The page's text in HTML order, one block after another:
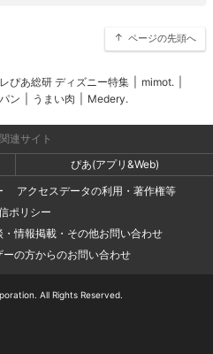
ページの先頭へ
ぴあ総研 ディズニー特集 mimot.
ン うまい肉 Medery.
連サイト
ぴあ(アプリ&Web)
アクセスデータの利用・著作権等
ポリシー
情報掲載・その他お問い合わせ
の方からのお問い合わせ
All Rights Reserved.